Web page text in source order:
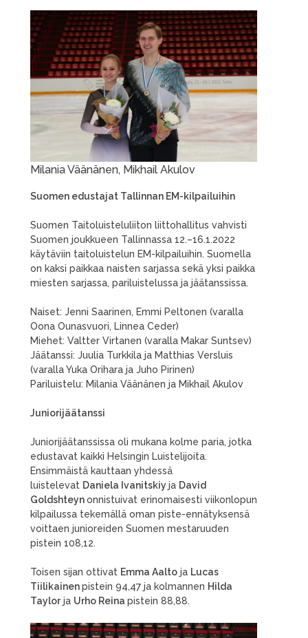
Milania Väänänen, Mikhail Akulov
Suomen edustajat Tallinnan EM-kilpailuihin
Suomen Taitoluisteluliiton liittohallitus vahvisti
Suomen joukkueen Tallinnassa 12.–16.1.2022
käytäviin taitoluistelun EM-kilpailuihin. Suomella
on kaksi paikkaa naisten sarjassa sekä yksi paikka
miesten sarjassa, pariluistelussa ja jäätanssissa.
Naiset: Jenni Saarinen, Emmi Peltonen (varalla
Oona Ounasvuori, Linnea Ceder)
Miehet: Valtter Virtanen (varalla Makar Suntsev)
Jäätanssi: Juulia Turkkila ja Matthias Versluis
(varalla Yuka Orihara ja Juho Pirinen)
Pariluistelu: Milania Väänänen ja Mikhail Akulov
Juniorijäätanssi
Juniorijäätanssissa oli mukana kolme paria, jotka
edustavat kaikki Helsingin Luistelijoita.
Ensimmäistä kauttaan yhdessä
luistelevat Daniela Ivanitskiy ja David
Goldshteynonnistuivat erinomaisesti viikonlopun
kilpailussa tekemällä oman piste-ennätyksensä
voittaen junioreiden Suomen mestaruuden
pistein 108,12.
Toisen sijan ottivat Emma Aalto ja Lucas
Tiilikainenpistein 94,47 ja kolmannen Hilda
Taylorja Urho Reina pistein 88,88.